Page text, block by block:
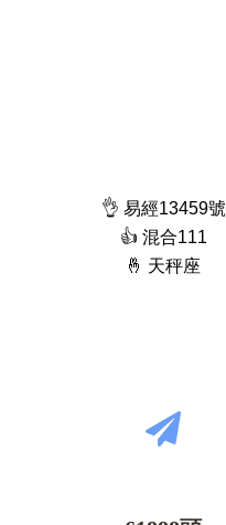
👌 易經13459號
👍 混合111
🤞 天秤座